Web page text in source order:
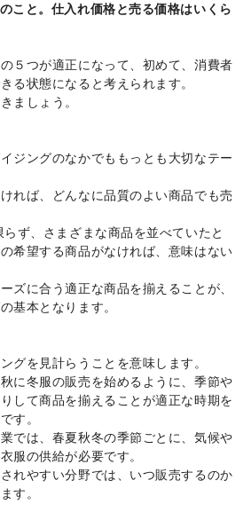
こと。仕入れ価格と売る価格はいくら
５つが適正になって、初めて、消費者
る状態になると考えられます。
ましょう。
ジングのなかでももっとも大切なテー
れば、どんなに品質のよい商品でも売
ず、さまざまな商品を並べていたと
希望する商品がなければ、意味はない
ズに合う適正な商品を揃えることが、
基本となります。
グを見計らうことを意味します。
に冬服の販売を始めるように、季節や
して商品を揃えることが適正な時期を
す。
では、春夏秋冬の季節ごとに、気候や
服の供給が必要です。
れやすい分野では、いつ販売するのか
す。